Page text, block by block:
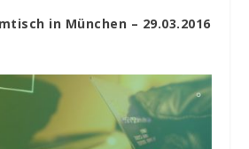
in München – 29.03.2016